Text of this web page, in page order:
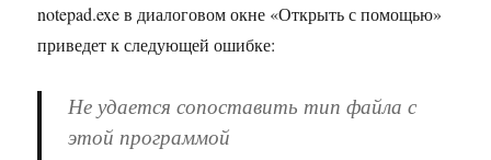
notepad.exe в диалоговом окне «Открыть с помощью»
приведет к следующей ошибке:
Не удается сопоставить тип файла с
этой программой